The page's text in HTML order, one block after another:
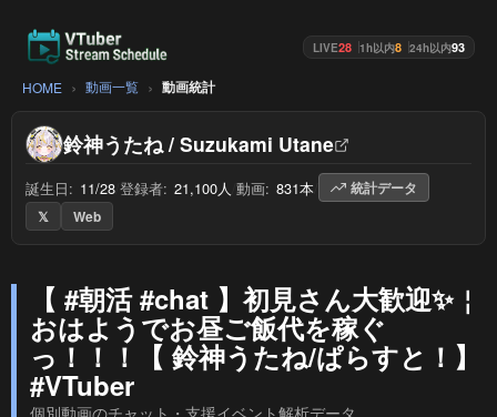
LIVE28 1h以内8 24h以内93
HOME 動画一覧 動画統計
鈴神うたね / Suzukami Utane
誕生日: 11/28 登録者: 21,100人 動画: 831本
統計データ
𝕏
Web
【 #朝活 #chat 】初見さん大歓迎✨￤
おはようでお昼ご飯代を稼ぐ
っ！！！【 鈴神うたね/ぱらすと！】
#VTuber
個別動画のチャット・支援イベント解析データ